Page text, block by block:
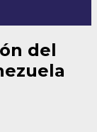
del